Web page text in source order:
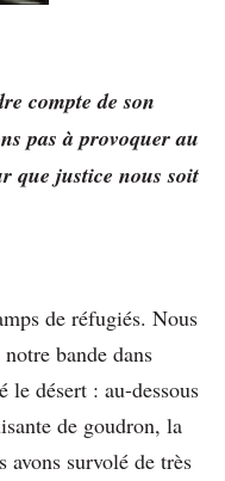
compte de son
pas à provoquer au
que justice nous soit
de réfugiés. Nous
bande dans
désert : au-dessous
de goudron, la
avons survolé de très